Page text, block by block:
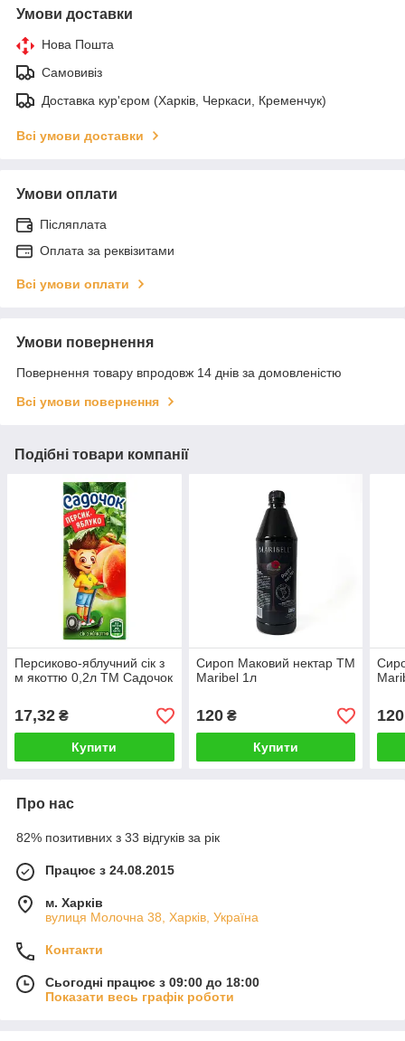
Умови доставки
Нова Пошта
Самовивіз
Доставка кур'єром (Харків, Черкаси, Кременчук)
Всі умови доставки
Умови оплати
Післяплата
Оплата за реквізитами
Всі умови оплати
Умови повернення
Повернення товару впродовж 14 днів за домовленістю
Всі умови повернення
Подібні товари компанії
Персиково-яблучний сік з
м якоттю 0,2л TM Садочок
17,32 ₴
Купити
Сироп Маковий нектар TM
Maribel 1л
120₴
Купити
120
Про нас
82% позитивних з 33 відгуків за рік
Працює з 24.08.2015
м. Харків
вулиця Молочна 38, Харків, Україна
Контакти
Сьогодні працює з 09:00 до 18:00
Показати весь графік роботи